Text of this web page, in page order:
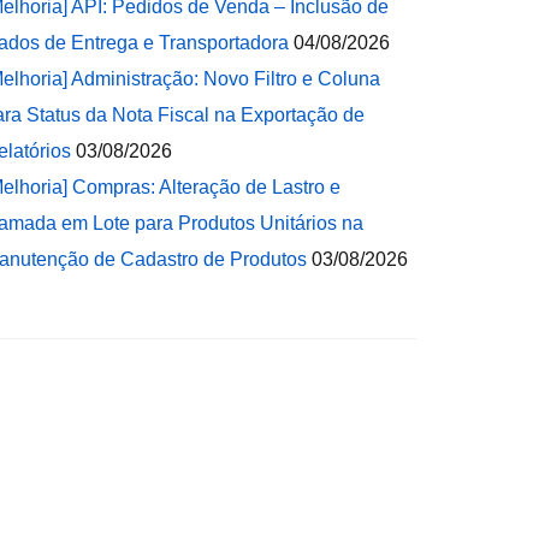
API: Pedidos de Venda – Inclusão de
de Entrega e Transportadora 04/08/2026
Administração: Novo Filtro e Coluna
Status da Nota Fiscal na Exportação de
03/08/2026
Compras: Alteração de Lastro e
em Lote para Produtos Unitários na
de Cadastro de Produtos 03/08/2026